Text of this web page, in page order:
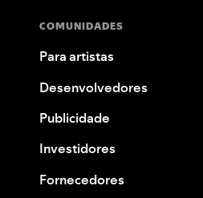
COMUNIDADES
Para artistas
Desenvolvedores
Publicidade
Investidores
Fornecedores